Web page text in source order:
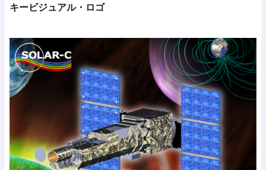
キービジュアル・ロゴ